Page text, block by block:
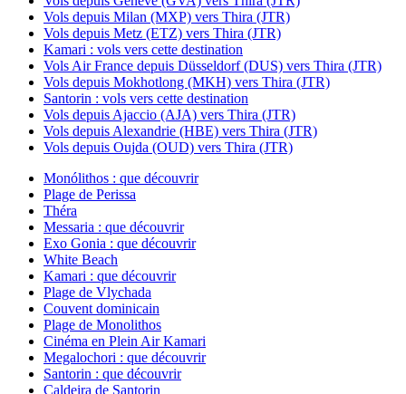
Vols depuis Milan (MXP) vers Thira (JTR)
Vols depuis Metz (ETZ) vers Thira (JTR)
Kamari : vols vers cette destination
Vols Air France depuis Düsseldorf (DUS) vers Thira (JTR)
Vols depuis Mokhotlong (MKH) vers Thira (JTR)
Santorin : vols vers cette destination
Vols depuis Ajaccio (AJA) vers Thira (JTR)
Vols depuis Alexandrie (HBE) vers Thira (JTR)
Vols depuis Oujda (OUD) vers Thira (JTR)
Monólithos : que découvrir
Plage de Perissa
Théra
Messaria : que découvrir
Exo Gonia : que découvrir
White Beach
Kamari : que découvrir
Plage de Vlychada
Couvent dominicain
Plage de Monolithos
Cinéma en Plein Air Kamari
Megalochori : que découvrir
Santorin : que découvrir
Caldeira de Santorin